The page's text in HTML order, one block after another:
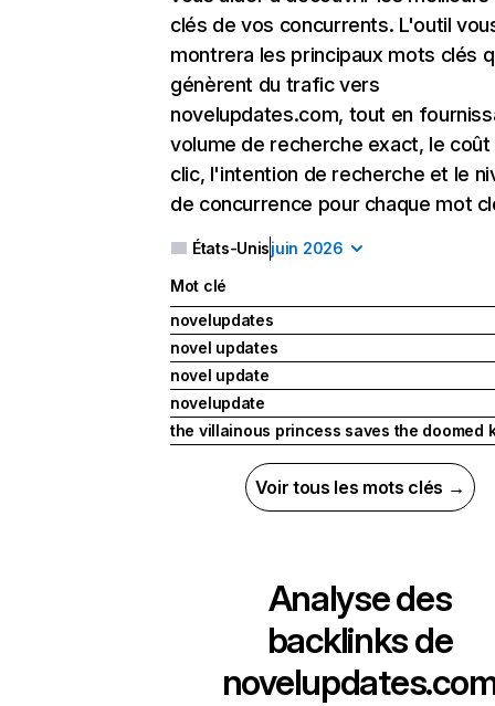
clés de vos concurrents. L'outil
montrera les principaux mots clés
génèrent du trafic vers
novelupdates.com, tout en
volume de recherche exact, le coût
clic, l'intention de recherche et le
de concurrence pour chaque mot
États-Unisjuin 2026
Mot clé
novelupdates
novel updates
novel update
novelupdate
the villainous princess saves the doomed
Voir tous les mots clés →
Analyse des
backlinks de